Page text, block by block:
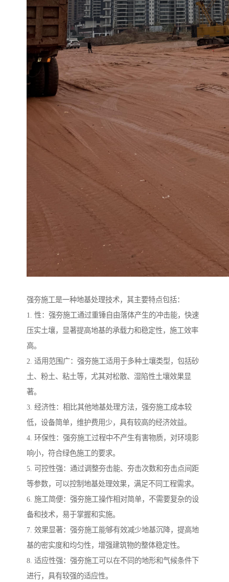
强夯施工是一种地基处理技术，其主要特点包括：
1. 性：强夯施工通过重锤自由落体产生的冲击能，快速
压实土壤，显著提高地基的承载力和稳定性，施工效率
高。
2. 适用范围广：强夯施工适用于多种土壤类型，包括砂
土、粉土、粘土等，尤其对松散、湿陷性土壤效果显
著。
3. 经济性：相比其他地基处理方法，强夯施工成本较
低，设备简单，维护费用少，具有较高的经济效益。
4. 环保性：强夯施工过程中不产生有害物质，对环境影
响小，符合绿色施工的要求。
5. 可控性强：通过调整夯击能、夯击次数和夯击点间距
等参数，可以控制地基处理效果，满足不同工程需求。
6. 施工简便：强夯施工操作相对简单，不需要复杂的设
备和技术，易于掌握和实施。
7. 效果显著：强夯施工能够有效减少地基沉降，提高地
基的密实度和均匀性，增强建筑物的整体稳定性。
8. 适应性强：强夯施工可以在不同的地形和气候条件下
进行，具有较强的适应性。